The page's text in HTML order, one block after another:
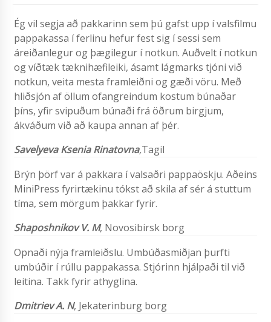
Ég vil segja að pakkarinn sem þú gafst upp í valsfilmu
pappakassa í ferlinu hefur fest sig í sessi sem
áreiðanlegur og þægilegur í notkun. Auðvelt í notkun
og víðtæk tæknihæfileiki, ásamt lágmarks tjóni við
notkun, veita mesta framleiðni og gæði vöru. Með
hliðsjón af öllum ofangreindum kostum búnaðar
þíns, yfir svipuðum búnaði frá öðrum birgjum,
ákváðum við að kaupa annan af þér.
Savelyeva Ksenia Rinatovna,Tagil
Brýn þörf var á pakkara í valsaðri pappaöskju. Aðeins
MiniPress fyrirtækinu tókst að skila af sér á stuttum
tíma, sem mörgum þakkar fyrir.
Shaposhnikov V. M, Novosibirsk borg
Opnaði nýja framleiðslu. Umbúðasmiðjan þurfti
umbúðir í rúllu pappakassa. Stjórinn hjálpaði til við
leitina. Takk fyrir athyglina.
Dmitriev A. N, Jekaterinburg borg